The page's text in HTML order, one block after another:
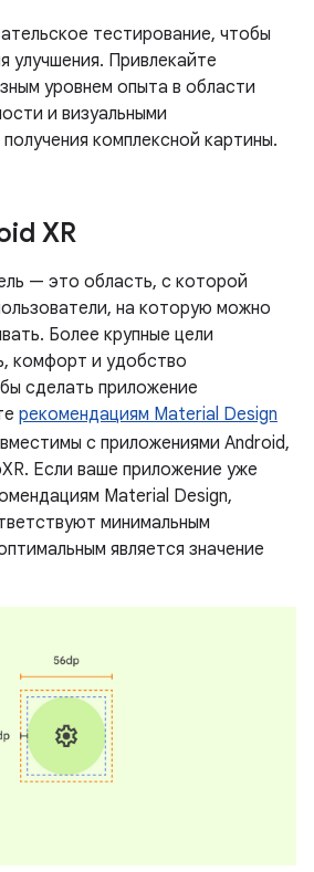
тестирование, чтобы
улучшения. Привлекайте
уровнем опыта в области
и визуальными
комплексной картины.
XR
— это область, с которой
на которую можно
Более крупные цели
комфорт и удобство
сделать приложение
рекомендациям Material Design
с приложениями Android,
Если ваше приложение уже
Material Design,
минимальным
является значение